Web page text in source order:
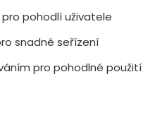
pohodlí uživatele
snadné seřízení
pro pohodlné použití